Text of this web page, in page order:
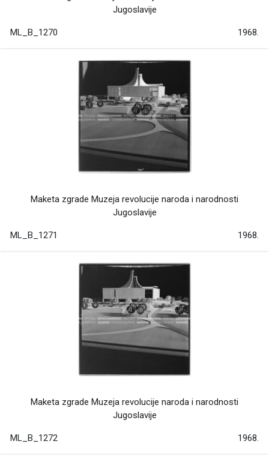
Jugoslavije
ML_B_1270 1968.
Maketa zgrade Muzeja revolucije naroda i narodnosti
Jugoslavije
ML_B_1271 1968.
Maketa zgrade Muzeja revolucije naroda i narodnosti
Jugoslavije
ML_B_1272 1968.